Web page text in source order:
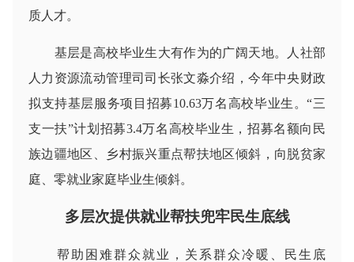
质人才。
基层是高校毕业生大有作为的广阔天地。人社部
人力资源流动管理司司长张文淼介绍，今年中央财政
拟支持基层服务项目招募10.63万名高校毕业生。“三
支一扶”计划招募3.4万名高校毕业生，招募名额向民
族边疆地区、乡村振兴重点帮扶地区倾斜，向脱贫家
庭、零就业家庭毕业生倾斜。
多层次提供就业帮扶兜牢民生底线
帮助困难群众就业，关系群众冷暖、民生底